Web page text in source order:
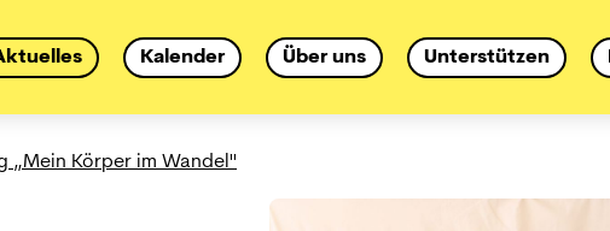
Kalender Über uns Unterstützen
„Mein Körper im Wandel"